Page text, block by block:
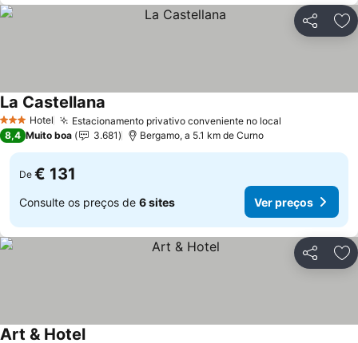
Partilhar
3 EstrelasHotel Estacionamento privativo conveniente no local
La Castellana
8,4 Muito boa 3.681 Bergamo, a 5.1 km de Curno
De € 131
Consulte os preços de 6 sites Ver preços
Partilhar
Art & Hotel